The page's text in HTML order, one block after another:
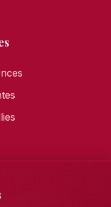
confidentialité